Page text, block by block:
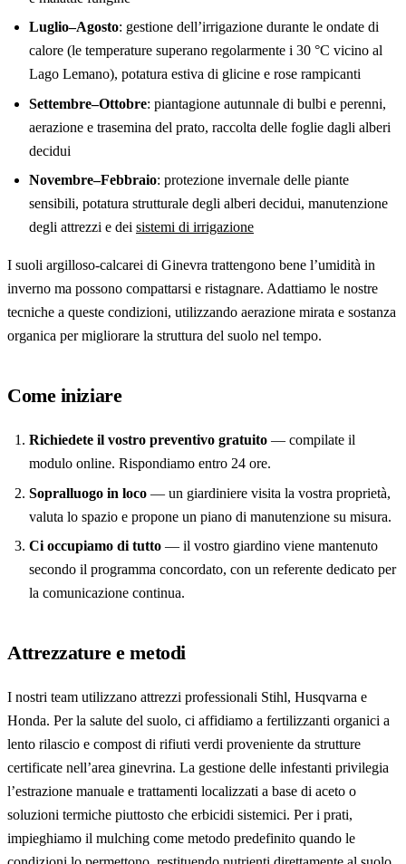
Luglio–Agosto: gestione dell’irrigazione durante le ondate di
calore (le temperature superano regolarmente i 30 °C vicino al
Lago Lemano), potatura estiva di glicine e rose rampicanti
Settembre–Ottobre: piantagione autunnale di bulbi e perenni,
aerazione e trasemina del prato, raccolta delle foglie dagli alberi
decidui
Novembre–Febbraio: protezione invernale delle piante
sensibili, potatura strutturale degli alberi decidui, manutenzione
degli attrezzi e dei sistemi di irrigazione
I suoli argilloso-calcarei di Ginevra trattengono bene l’umidità in
inverno ma possono compattarsi e ristagnare. Adattiamo le nostre
tecniche a queste condizioni, utilizzando aerazione mirata e sostanza
organica per migliorare la struttura del suolo nel tempo.
Come iniziare
Richiedete il vostro preventivo gratuito — compilate il
modulo online. Rispondiamo entro 24 ore.
Sopralluogo in loco — un giardiniere visita la vostra proprietà,
valuta lo spazio e propone un piano di manutenzione su misura.
Ci occupiamo di tutto — il vostro giardino viene mantenuto
secondo il programma concordato, con un referente dedicato per
la comunicazione continua.
Attrezzature e metodi
I nostri team utilizzano attrezzi professionali Stihl, Husqvarna e
Honda. Per la salute del suolo, ci affidiamo a fertilizzanti organici a
lento rilascio e compost di rifiuti verdi proveniente da strutture
certificate nell’area ginevrina. La gestione delle infestanti privilegia
l’estrazione manuale e trattamenti localizzati a base di aceto o
soluzioni termiche piuttosto che erbicidi sistemici. Per i prati,
impieghiamo il mulching come metodo predefinito quando le